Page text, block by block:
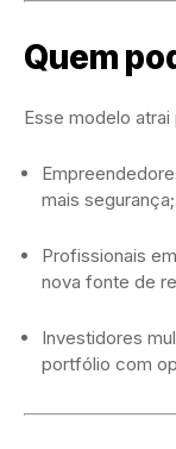
Quem
Esse modelo
mais segurança;
Profissionais
nova fonte de
Investidores
portfólio com